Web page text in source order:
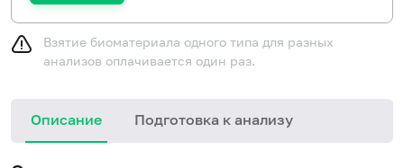
Взятие биоматериала одного типа для разных
анализов оплачивается один раз.
Описание Подготовка к анализу